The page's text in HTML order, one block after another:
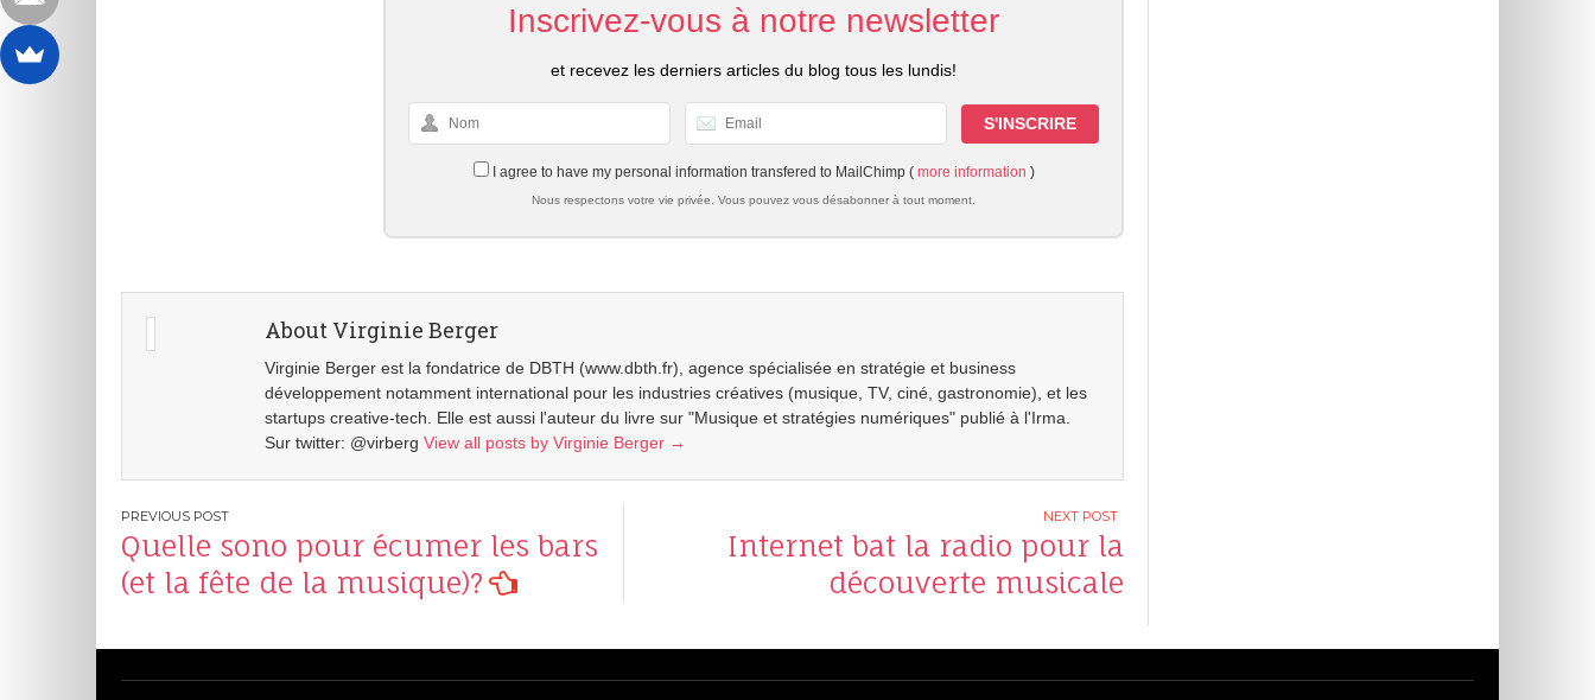
Inscrivez-vous à notre newsletter
et recevez les derniers articles du blog tous les lundis!
I agree to have my personal information transfered to MailChimp ( more information )
Nous respectons votre vie privée. Vous pouvez vous désabonner à tout moment.
About Virginie Berger
Virginie Berger est la fondatrice de DBTH (www.dbth.fr), agence spécialisée en stratégie et business
développement notamment international pour les industries créatives (musique, TV, ciné, gastronomie), et les
startups creative-tech. Elle est aussi l'auteur du livre sur "Musique et stratégies numériques" publié à l'Irma.
Sur twitter: @virberg View all posts by Virginie Berger →
Post
navigation
Quelle sono pour écumer les bars
(et la fête de la musique)?
Internet bat la radio pour la
découverte musicale